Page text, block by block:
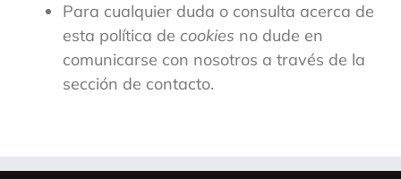
Para cualquier duda o consulta acerca de
esta política de cookies no dude en
comunicarse con nosotros a través de la
sección de contacto.